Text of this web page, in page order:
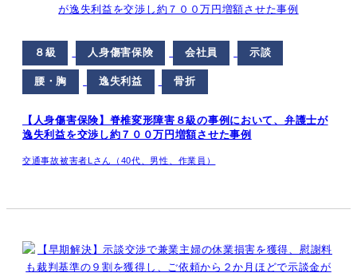
８級 人身傷害保険 会社員 示談
腰・胸 逸失利益 骨折
【人身傷害保険】脊椎変形障害８級の事例において、弁護士が
逸失利益を交渉し約７００万円増額させた事例
交通事故被害者Lさん（40代、男性、作業員）